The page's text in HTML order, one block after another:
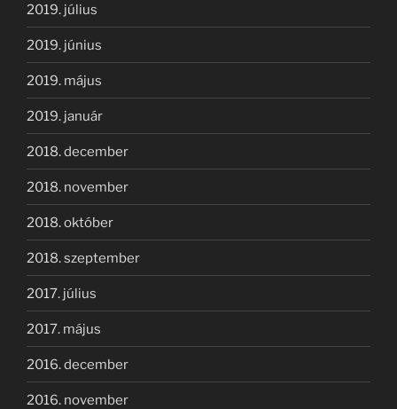
2019. július
2019. június
2019. május
2019. január
2018. december
2018. november
2018. október
2018. szeptember
2017. július
2017. május
2016. december
2016. november